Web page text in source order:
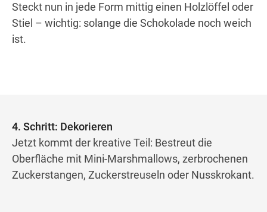
Steckt nun in jede Form mittig einen Holzlöffel oder
Stiel – wichtig: solange die Schokolade noch weich
ist.
4. Schritt: Dekorieren
Jetzt kommt der kreative Teil: Bestreut die
Oberfläche mit Mini-Marshmallows, zerbrochenen
Zuckerstangen, Zuckerstreuseln oder Nusskrokant.